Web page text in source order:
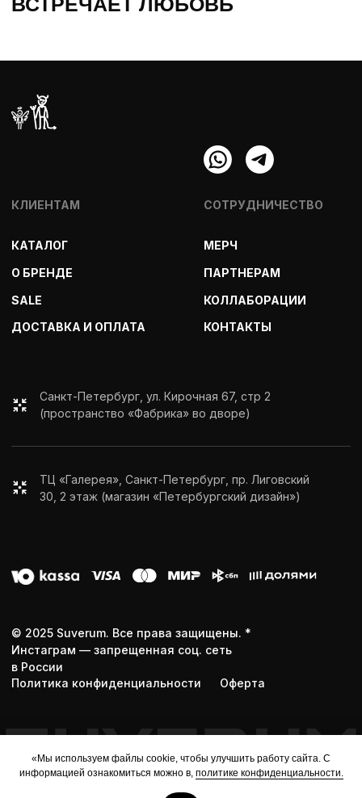
«Мы используем файлы cookie, чтобы улучшить работу сайта. С
информацией ознакомиться можно в, политике конфиденциальности.